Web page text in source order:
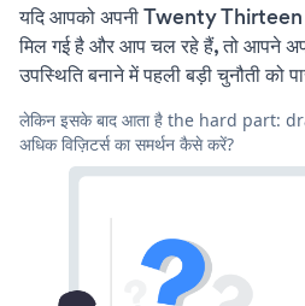
यदि आपको अपनी Twenty
मिल गई है और आप चल रहे हैं, तो आपने
उपस्थिति बनाने में पहली बड़ी चुनौती को
लेकिन इसके बाद आता है the hard part:
अधिक विज़िटर्स का समर्थन कैसे करें?